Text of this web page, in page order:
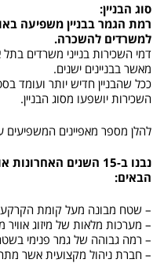
סוג הבניין:
רמת הגמר בבניין משפיעה
למשרדים להשכרה.
מאשר בבניינים ישנים.
השכירות יושפעו מסוג הבניין.
להלן מספר מאפיינים המשפיעים
נבנו ב-15 השנים
הבאים:
– שטח מבונה מעל קומת הקרקע: 10,000 מ"ר
– מערכות מלאות של מיזוג אוויר
– רמה גבוהה של גמר פנימי
– חברת ניהול מקצועית אשר